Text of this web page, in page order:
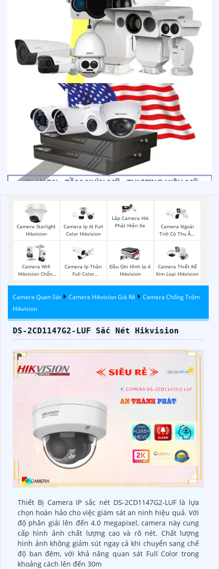
Camera Starlight
Hikvision
Camera Ip AI Full
Color Hikvision
Lắp Camera Hik
Phát Hiện Xe
Camera Ngoài
Trời Có Thu Âm
Camera Wifi
Hikvision Chống
Camera Ip Thân
Full Color
Đầu Ghi Hình Ip 4
Hikvision
Camera Thiết Kế
Kim Loại Hikvision
Camera Quan Sát Camera Hikvision Giá Rẻ
Camera Chống Trộm
Hikvision
DS-2CD1147G2-LUF Sắc Nét Hikvision
Thiết Bị Camera IP sắc nét DS-2CD1147G2-LUF là lựa
chọn hoàn hảo cho việc giám sát an ninh hiệu quả. Với
độ phân giải lên đến 4.0 megapixel, camera này cung
cấp hình ảnh chất lượng cao và rõ nét. Chất lượng
hình ảnh không giảm sút ngay cả khi chuyển sang chế
độ ban đêm, với khả năng quan sát Full Color trong
khoảng cách lên đến 30m